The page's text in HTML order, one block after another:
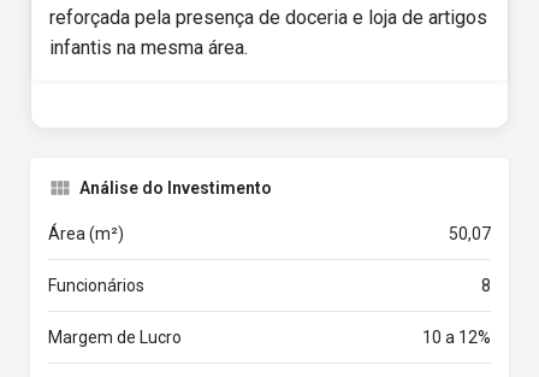
reforçada pela presença de doceria e loja de artigos
infantis na mesma área.
Análise do Investimento
Área (m²) 50,07
Funcionários 8
Margem de Lucro 10 a 12%